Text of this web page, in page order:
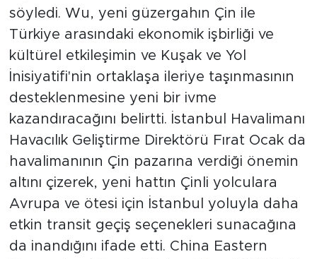
söyledi. Wu, yeni güzergahın Çin ile
Türkiye arasındaki ekonomik işbirliği ve
kültürel etkileşimin ve Kuşak ve Yol
İnisiyatifi'nin ortaklaşa ileriye taşınmasının
desteklenmesine yeni bir ivme
kazandıracağını belirtti. İstanbul Havalimanı
Havacılık Geliştirme Direktörü Fırat Ocak da
havalimanının Çin pazarına verdiği önemin
altını çizerek, yeni hattın Çinli yolculara
Avrupa ve ötesi için İstanbul yoluyla daha
etkin transit geçiş seçenekleri sunacağına
da inandığını ifade etti. China Eastern